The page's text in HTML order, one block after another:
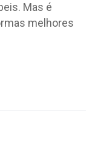
Mas é
melhores